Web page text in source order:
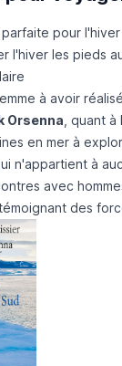
pour
l'hiver les pieds
à avoir
Orsenna , quant
en mer à
n'appartient à
avec
des